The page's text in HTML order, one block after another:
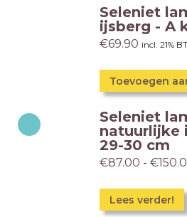
Seleniet
ijsberg - A
€69.90 incl. 21%
Toevoegen
Seleniet
natuurlijke
29-30 cm
€87.00 - €
Lees verder!